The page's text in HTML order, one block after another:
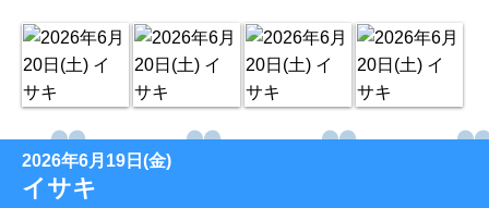
2026年6月19日(金)
イサキ